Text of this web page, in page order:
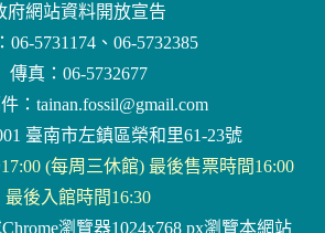
府網站資料開放宣告
06-5731174、06-5732385
傳真：06-5732677
： tainan.fossil@gmail.com
臺南市左鎮區榮和里61-23號
(每周三休館) 最後售票時間16:00
最後入館時間16:30
瀏覽器1024x768 px瀏覽本網站